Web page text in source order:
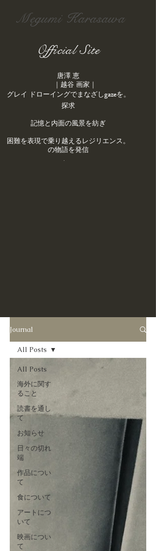
Megumi Karasawa
Official Site
唐澤 恵
｜越谷 画家｜
。​グレイ ドローイングでまなざし
gazeを
探求
記憶と内面の風景を紡ぎ
。困難を表現で乗り越えるレジリエンス
の物語を発信
.
Journal
All Posts
海外に関す
ること
読書を通し
て
お知らせ
日々の切れ
端
作品につい
て
食について
アートにつ
いて
映画につい
て
All Posts